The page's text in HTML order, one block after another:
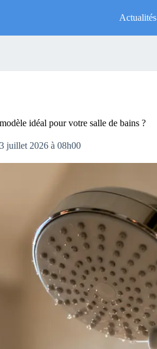
Actualités
idéal pour votre salle de bains ?
juillet 2026 à 08h00